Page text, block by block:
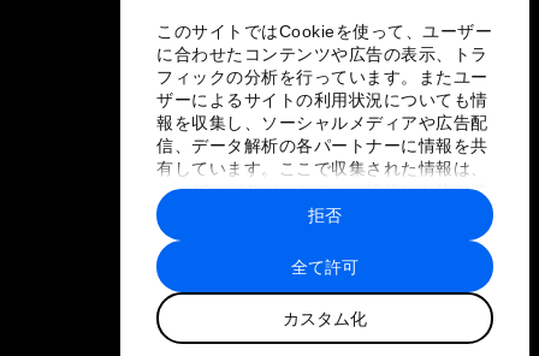
このサイトではCookieを使って、ユーザー
に合わせたコンテンツや広告の表示、トラ
フィックの分析を行っています。またユー
ザーによるサイトの利用状況についても情
報を収集し、ソーシャルメディアや広告配
信、データ解析の各パートナーに情報を共
有しています。ここで収集された情報は、
ユーザーが各パートナーに提供した他の情
報や各パートナーのサービスを使用した際
に収集された情報と組み合わされ、各パー
トナーによって使用されることがありま
す。
全て許可
カスタム化
拒否